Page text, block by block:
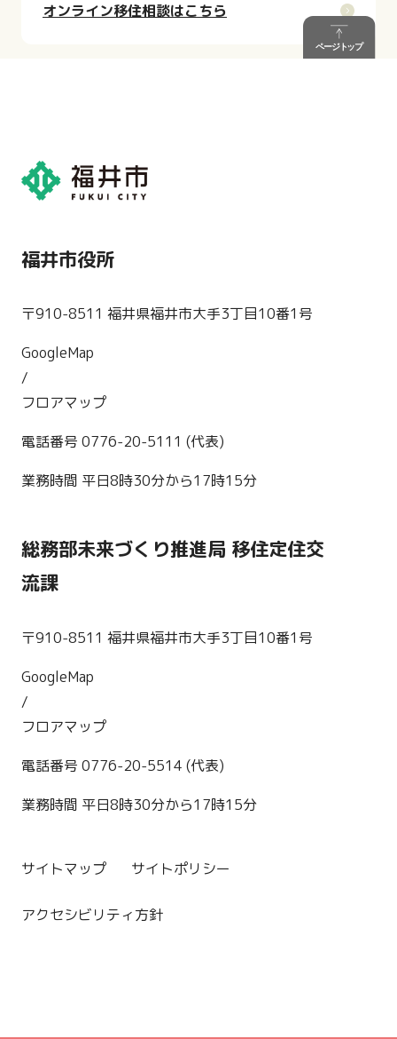
オンライン移住相談はこちら
福井市役所
〒910-8511 福井県福井市大手3丁目10番1号
GoogleMap
/
フロアマップ
電話番号 0776-20-5111 (代表)
業務時間 平日8時30分から17時15分
総務部未来づくり推進局 移住定住交
流課
〒910-8511 福井県福井市大手3丁目10番1号
GoogleMap
/
フロアマップ
電話番号 0776-20-5514 (代表)
業務時間 平日8時30分から17時15分
サイトマップ サイトポリシー
アクセシビリティ方針